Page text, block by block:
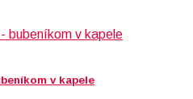
v kapele